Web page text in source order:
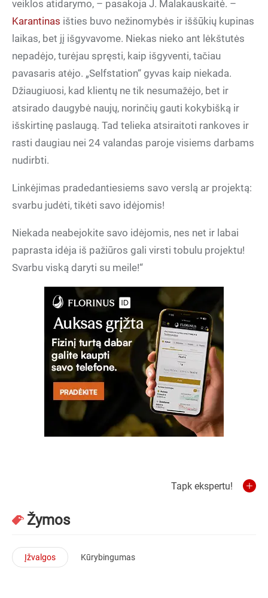
veiklos atidarymo, – pasakoja J. Malakauskaitė. –
Karantinas išties buvo nežinomybės ir iššūkių kupinas
laikas, bet jį išgyvavome. Niekas nieko ant lėkštutės
nepadėjo, turėjau spręsti, kaip išgyventi, tačiau
pavasaris atėjo. „Selfstation“ gyvas kaip niekada.
Džiaugiuosi, kad klientų ne tik nesumažėjo, bet ir
atsirado daugybė naujų, norinčių gauti kokybišką ir
išskirtinę paslaugą. Tad telieka atsiraitoti rankoves ir
rasti daugiau nei 24 valandas paroje visiems darbams
nudirbti.
Linkėjimas pradedantiesiems savo verslą ar projektą:
svarbu judėti, tikėti savo idėjomis!
Niekada neabejokite savo idėjomis, nes net ir labai
paprasta idėja iš pažiūros gali virsti tobulu projektu!
Svarbu viską daryti su meile!“
Tapk ekspertu!
Žymos
Įžvalgos Kūrybingumas